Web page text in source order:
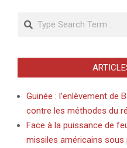
Guinée : l’enlèvement de
contre les méthodes du
Face à la puissance de
missiles américains sous